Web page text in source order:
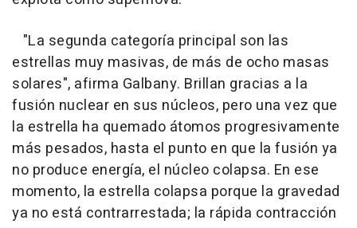
"La segunda categoría principal son las
estrellas muy masivas, de más de ocho masas
solares", afirma Galbany. Brillan gracias a la
fusión nuclear en sus núcleos, pero una vez que
la estrella ha quemado átomos progresivamente
más pesados, hasta el punto en que la fusión ya
no produce energía, el núcleo colapsa. En ese
momento, la estrella colapsa porque la gravedad
ya no está contrarrestada; la rápida contracción